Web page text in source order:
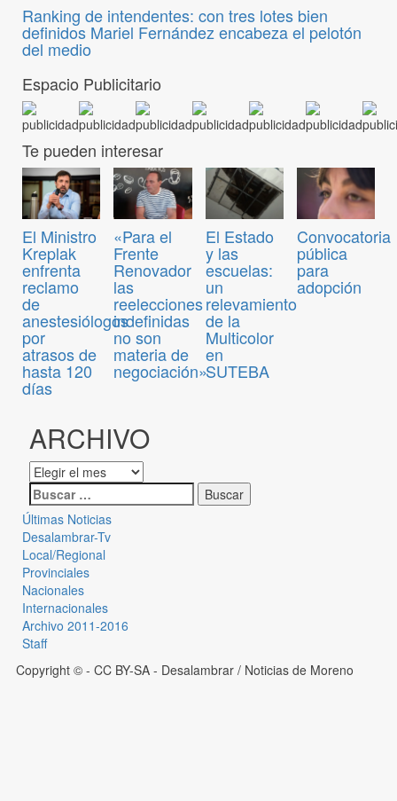
Ranking de intendentes: con tres lotes bien
definidos Mariel Fernández encabeza el pelotón
del medio
Espacio Publicitario
Te pueden interesar
El Ministro
Kreplak
enfrenta
reclamo
de
anestesiólogos
por
atrasos de
hasta 120
días
«Para el
Frente
Renovador
las
reelecciones
indefinidas
no son
materia de
negociación»
El Estado
y las
escuelas:
un
relevamiento
de la
Multicolor
en
SUTEBA
Convocatoria
pública
para
adopción
ARCHIVO
Últimas Noticias
Desalambrar-Tv
Local/Regional
Provinciales
Nacionales
Internacionales
Archivo 2011-2016
Staff
Copyright © - CC BY-SA - Desalambrar / Noticias de Moreno